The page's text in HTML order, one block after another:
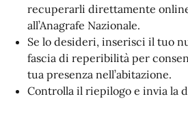
recuperarli direttamente
all’Anagrafe Nazionale.
Se lo desideri, inserisci il tuo
fascia di reperibilità per
tua presenza nell’abitazione.
Controlla il riepilogo e invia la